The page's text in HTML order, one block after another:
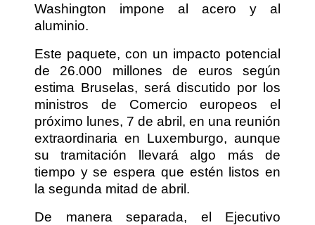
Washington impone al acero y al
aluminio.
Este paquete, con un impacto potencial
de 26.000 millones de euros según
estima Bruselas, será discutido por los
ministros de Comercio europeos el
próximo lunes, 7 de abril, en una reunión
extraordinaria en Luxemburgo, aunque
su tramitación llevará algo más de
tiempo y se espera que estén listos en
la segunda mitad de abril.
De manera separada, el Ejecutivo